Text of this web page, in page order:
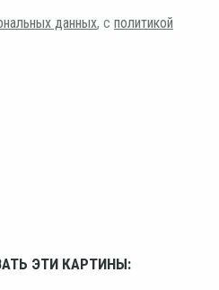
данных, с политикой
ЭТИ КАРТИНЫ: